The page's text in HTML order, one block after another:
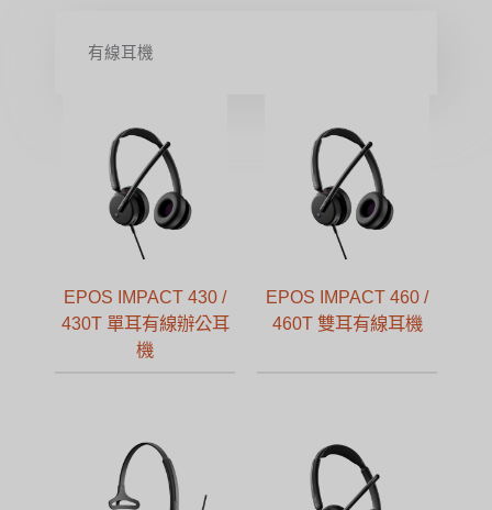
有線耳機
EPOS IMPACT 430 /
430T 單耳有線辦公耳
機
EPOS IMPACT 460 /
460T 雙耳有線耳機